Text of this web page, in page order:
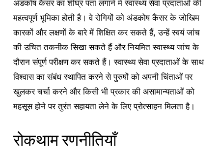
अंडकोष कैंसर का शीघ्र पता लगाने में स्वास्थ्य सेवा प्रदाताओं की
महत्वपूर्ण भूमिका होती है। वे रोगियों को अंडकोष कैंसर के जोखिम
कारकों और लक्षणों के बारे में शिक्षित कर सकते हैं, उन्हें स्वयं जांच
की उचित तकनीक सिखा सकते हैं और नियमित स्वास्थ्य जांच के
दौरान संपूर्ण परीक्षण कर सकते हैं। स्वास्थ्य सेवा प्रदाताओं के साथ
विश्वास का संबंध स्थापित करने से पुरुषों को अपनी चिंताओं पर
खुलकर चर्चा करने और किसी भी प्रकार की असामान्यताओं को
महसूस होने पर तुरंत सहायता लेने के लिए प्रोत्साहन मिलता है।
रोकथाम रणनीतियाँ